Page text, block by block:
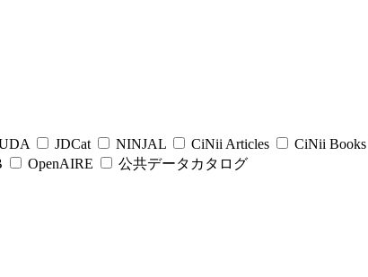
JDCat NINJAL CiNii Articles CiNii Books
OpenAIRE 公共データカタログ